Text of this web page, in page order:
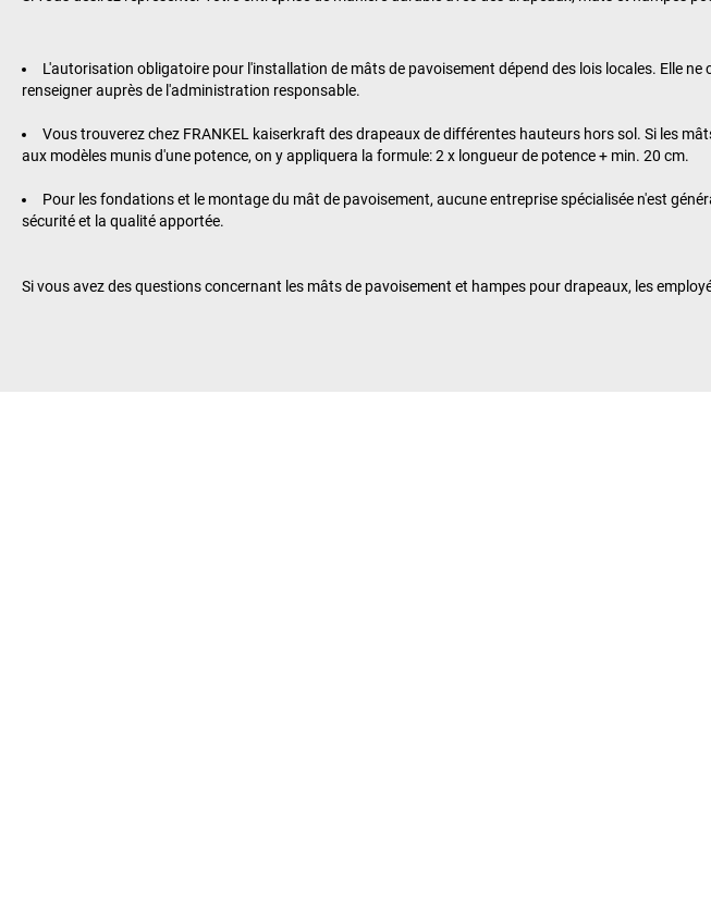
L'autorisation obligatoire pour l'installation de mâts de pavoisement dépend des lois locales. Elle
renseigner auprès de l'administration responsable.
Vous trouverez chez FRANKEL kaiserkraft des drapeaux de différentes hauteurs hors sol. Si les
aux modèles munis d'une potence, on y appliquera la formule: 2 x longueur de potence + min. 20 cm.
Pour les fondations et le montage du mât de pavoisement, aucune entreprise spécialisée n'est
sécurité et la qualité apportée.
Si vous avez des questions concernant les mâts de pavoisement et hampes pour drapeaux, les